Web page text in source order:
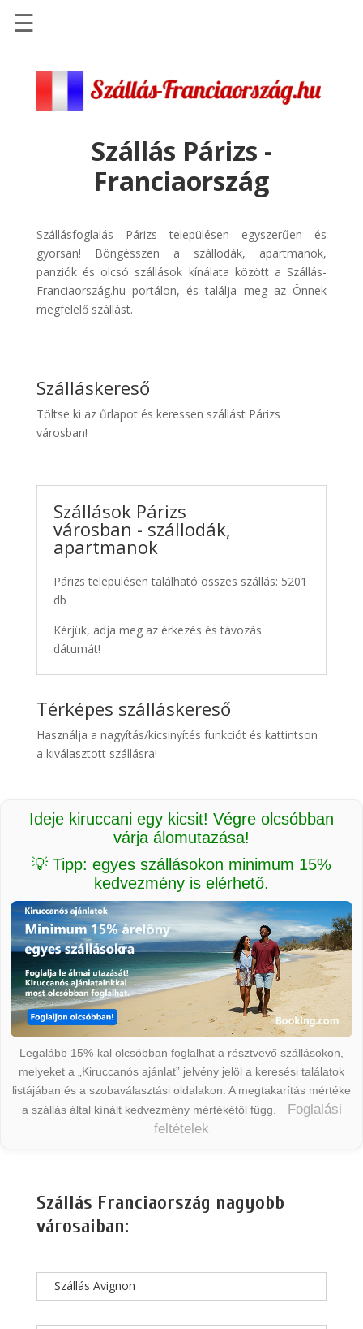
Szállások
Repülőjegy
pénzvisszatérítéssel
Discover
Cars
Transzfer
☰
Szállás Párizs -
Franciaország
Szállásfoglalás Párizs településen egyszerűen és
gyorsan! Böngésszen a szállodák, apartmanok,
panziók és olcsó szállások kínálata között a Szállás-
Franciaország.hu portálon, és találja meg az Önnek
megfelelő szállást.
Szálláskereső
Töltse ki az űrlapot és keressen szállást Párizs
városban!
Szállások Párizs
városban - szállodák,
apartmanok
Párizs településen található összes szállás: 5201
db
Kérjük, adja meg az érkezés és távozás
dátumát!
Térképes szálláskereső
Használja a nagyítás/kicsinyítés funkciót és kattintson
a kiválasztott szállásra!
Ideje kiruccani egy kicsit! Végre olcsóbban
várja álomutazása!
💡 Tipp: egyes szállásokon minimum 15%
kedvezmény is elérhető.
Legalább 15%-kal olcsóbban foglalhat a résztvevő szállásokon,
melyeket a „Kiruccanós ajánlat” jelvény jelöl a keresési találatok
listájában és a szobaválasztási oldalakon. A megtakarítás mértéke
a szállás által kínált kedvezmény mértékétől függ.
Foglalási
feltételek
Szállás Franciaország nagyobb
városaiban:
Szállás Avignon